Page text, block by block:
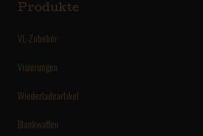
Produkte
VL-Zubehör
Visierungen
Wiederladeartikel
Blankwaffen